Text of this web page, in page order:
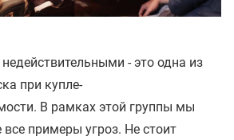
- это одна из
при купле-
В рамках этой группы мы
все примеры угроз. Не стоит